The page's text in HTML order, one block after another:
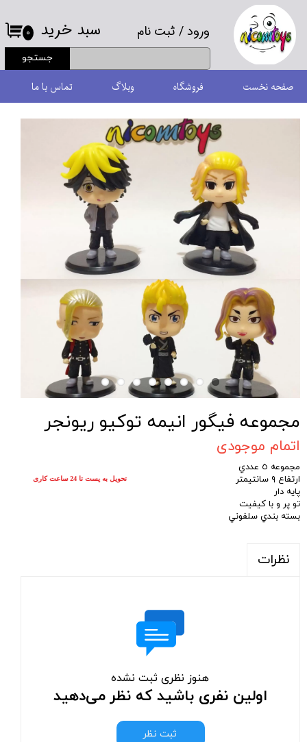
ورود/ ثبت نام
حساب کاربری من
تغییر گذر واژه
سفارشات
خروج از حساب کاربری
جستجو
۰ سبد خرید
صفحه نخست فروشگاه وبلاگ تماس با ما
مجموعه فيگور انيمه توكيو ريونجر
اتمام موجودی
مجموعه ٥ عددي
ارتفاع ٩ سانتيمتر
پايه دار
تو پر و با كيفيت
بسته بندي سلفوني
نظرات
هنوز نظری ثبت نشده
اولین نفری باشید که نظر می‌دهید
ثبت نظر
تحویل به پست تا 24 ساعت کاری